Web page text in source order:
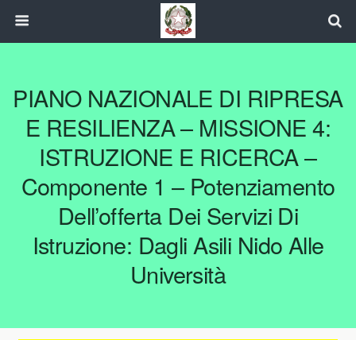
PIANO NAZIONALE DI RIPRESA
E RESILIENZA – MISSIONE 4:
ISTRUZIONE E RICERCA –
Componente 1 – Potenziamento
Dell’offerta Dei Servizi Di
Istruzione: Dagli Asili Nido Alle
Università